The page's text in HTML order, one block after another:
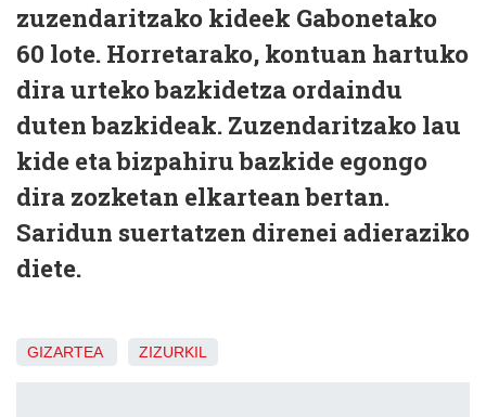
zuzendaritzako kideek Gabonetako
60 lote. Horretarako, kontuan hartuko
dira urteko bazkidetza ordaindu
duten bazkideak. Zuzendaritzako lau
kide eta bizpahiru bazkide egongo
dira zozketan elkartean bertan.
Saridun suertatzen direnei adieraziko
diete.
GIZARTEA ZIZURKIL